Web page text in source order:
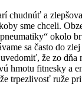
chudnúť a
sme chceli.
okolo
sa často do
že zo dňa
hmotu fitnesky a
trpezlivosť ruže